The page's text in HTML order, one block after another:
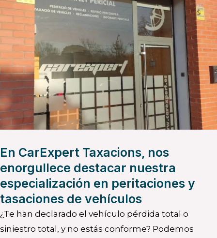
En CarExpert Taxacions, nos
enorgullece destacar nuestra
especialización en peritaciones y
tasaciones de vehículos
¿Te han declarado el vehículo pérdida total o
siniestro total, y no estás conforme? Podemos